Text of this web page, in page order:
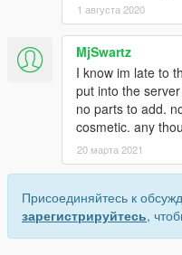
1 августа 2020
MjSwartz
I know im late to
put into the
no parts to add.
cosmetic. any
20 марта 2021
Присоединяйтесь к
зарегистрируйтесь,